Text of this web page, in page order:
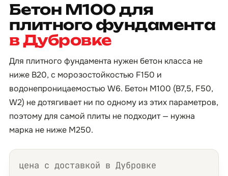
Бетон М100 для
плитного фундамента
в Дубровке
Для плитного фундамента нужен бетон класса не
ниже B20, с морозостойкостью F150 и
водонепроницаемостью W6. Бетон М100 (B7,5, F50,
W2) не дотягивает ни по одному из этих параметров,
поэтому для самой плиты не подходит — нужна
марка не ниже М250.
цена с доставкой в Дубровке